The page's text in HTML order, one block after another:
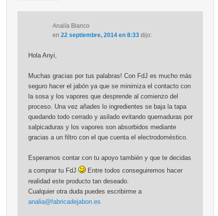
Analía Blanco
en 22 septiembre, 2014 en 8:33 dijo:
Hola Anyi,
Muchas gracias por tus palabras! Con FdJ es mucho más
seguro hacer el jabón ya que se minimiza el contacto con
la sosa y los vapores que desprende al comienzo del
proceso. Una vez añades lo ingredientes se baja la tapa
quedando todo cerrado y asilado evitando quemaduras por
salpicaduras y los vapores son absorbidos mediante
gracias a un filtro con el que cuenta el electrodoméstico.
Esperamos contar con tu apoyo también y que te decidas
a comprar tu FdJ
Entre todos conseguiremos hacer
realidad este producto tan deseado.
Cualquier otra duda puedes escribirme a
analia@fabricadejabon.es